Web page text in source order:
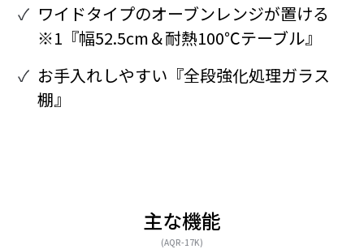
ワイドタイプのオーブンレンジが置ける
※1『幅52.5cm＆耐熱100℃テーブル』
お手入れしやすい『全段強化処理ガラス
棚』
主な機能
(AQR-17K)